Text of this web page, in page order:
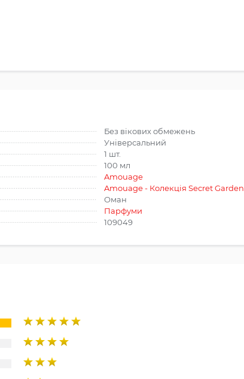
Без вікових обмежень
Універсальний
1 шт.
100 мл
Amouage
Amouage - Колекція Secret Garden
Оман
Парфуми
109049